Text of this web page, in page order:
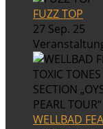
FUZZ TOP
27 Sep. 25
WELLBAD